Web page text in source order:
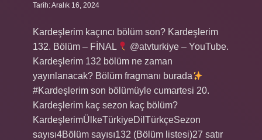
Tarih: Aralık 16, 2024
Kardeşlerim kaçıncı bölüm son? Kardeşlerim
132. Bölüm – FİNAL
@atvturkiye – YouTube.
Kardeşlerim 132 bölüm ne zaman
yayınlanacak? Bölüm fragmanı burada
#Kardeşlerim son bölümüyle cumartesi 20.
Kardeşlerim kaç sezon kaç bölüm?
KardeşlerimÜlkeTürkiyeDilTürkçeSezon
sayısı4Bölüm sayısı132 (Bölüm listesi)27 satır